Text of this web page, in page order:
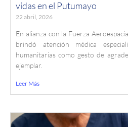
vidas en el Putumayo
22 abril, 2026
En alianza con la Fuerza
brindó atención médica
humanitarias como gesto de
ejemplar.
Leer Más